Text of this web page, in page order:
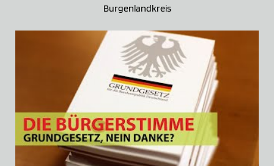
Burgenlandkreis